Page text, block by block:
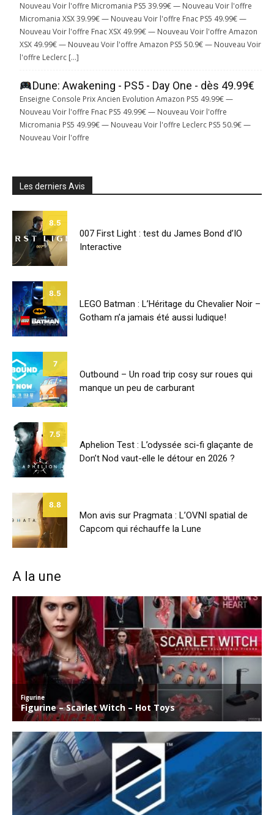
Nouveau Voir l'offre Micromania PS5 39.99€ — Nouveau Voir l'offre
Micromania XSX 39.99€ — Nouveau Voir l'offre Fnac PS5 49.99€ —
Nouveau Voir l'offre Fnac XSX 49.99€ — Nouveau Voir l'offre Amazon
XSX 49.99€ — Nouveau Voir l'offre Amazon PS5 50.9€ — Nouveau Voir
l'offre Leclerc […]
Dune: Awakening - PS5 - Day One - dès 49.99€
Enseigne Console Prix Ancien Evolution Amazon PS5 49.99€ —
Nouveau Voir l'offre Fnac PS5 49.99€ — Nouveau Voir l'offre
Micromania PS5 49.99€ — Nouveau Voir l'offre Leclerc PS5 50.9€ —
Nouveau Voir l'offre
Les derniers Avis
8.5
007 First Light : test du James Bond d’IO
Interactive
8.5
LEGO Batman : L’Héritage du Chevalier Noir –
Gotham n’a jamais été aussi ludique!
7
Outbound – Un road trip cosy sur roues qui
manque un peu de carburant
7.5
Aphelion Test : L’odyssée sci-fi glaçante de
Don’t Nod vaut-elle le détour en 2026 ?
8.8
Mon avis sur Pragmata : L’OVNI spatial de
Capcom qui réchauffe la Lune
A la une